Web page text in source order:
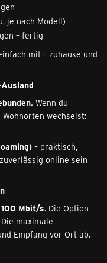
je nach Modell)
– fertig
mit – zuhause und
Wenn du
wechselst:
– praktisch,
online sein
100 Mbit/s. Die Option
Die maximale
Empfang vor Ort ab.